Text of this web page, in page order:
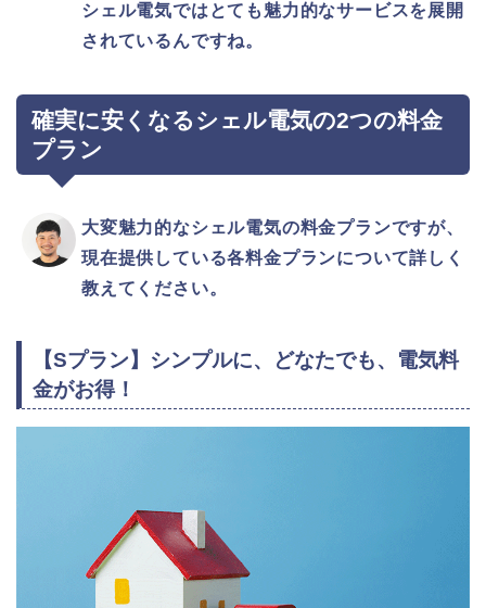
シェル電気ではとても魅力的なサービスを展開
されているんですね。
確実に安くなるシェル電気の2つの料金
プラン
大変魅力的なシェル電気の料金プランですが、
現在提供している各料金プランについて詳しく
教えてください。
【Sプラン】シンプルに、どなたでも、電気料
金がお得！